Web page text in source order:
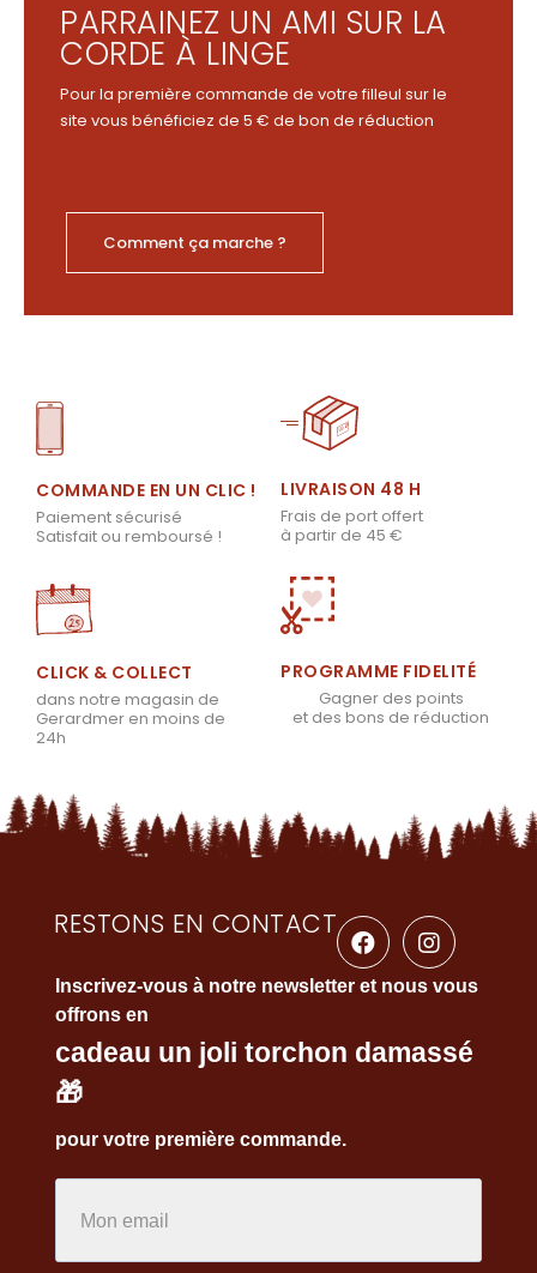
PARRAINEZ UN AMI SUR LA
CORDE À LINGE
Pour la première commande de votre filleul sur le
site vous bénéficiez de 5 € de bon de réduction
Comment ça marche ?
COMMANDE EN UN CLIC !
Paiement sécurisé
Satisfait ou remboursé !
LIVRAISON 48 H
Frais de port offert
à partir de 45 €
CLICK & COLLECT
dans notre magasin de
Gerardmer en moins de
24h
PROGRAMME FIDELITÉ
Gagner des points
et des bons de réduction
RESTONS EN CONTACT
Inscrivez-vous à notre newsletter et nous vous
offrons en
cadeau un joli torchon damassé
🎁
pour votre première commande.